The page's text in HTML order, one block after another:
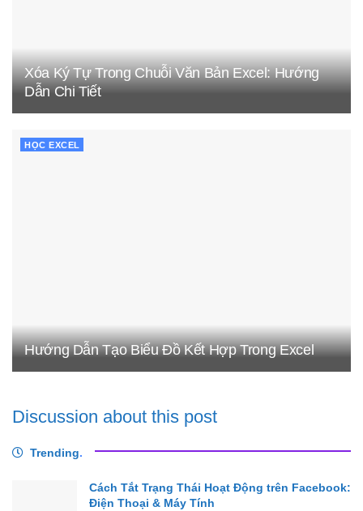
Xóa Ký Tự Trong Chuỗi Văn Bản Excel: Hướng
Dẫn Chi Tiết
HỌC EXCEL
Hướng Dẫn Tạo Biểu Đồ Kết Hợp Trong Excel
Discussion about this post
Trending.
Cách Tắt Trạng Thái Hoạt Động trên Facebook:
Điện Thoại & Máy Tính